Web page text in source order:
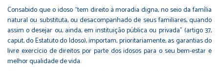
Consabido que o idoso “tem direito à moradia digna, no seio da família
natural ou substituta, ou desacompanhado de seus familiares, quando
assim o desejar ou, ainda, em instituição pública ou privada” (artigo 37,
caput, do Estatuto do Idoso), importam, prioritariamente, as garantias do
livre exercício de direitos por parte dos idosos para o seu bem-estar e
melhor qualidade de vida.